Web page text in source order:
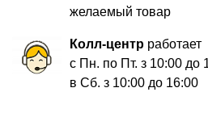
желаемый товар
Колл-центр работает
с Пн. по Пт. з 10:00 до
в Сб. з 10:00 до 16:00